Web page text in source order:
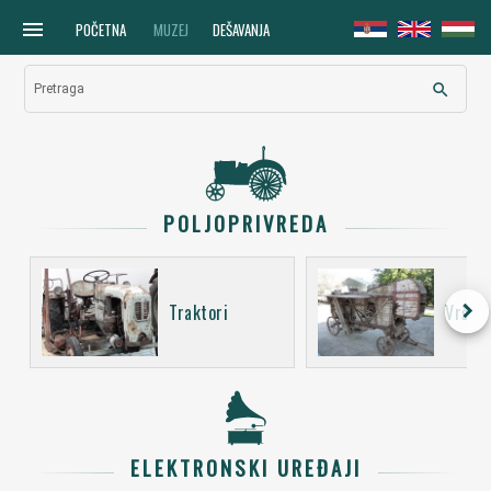
menu POČETNA MUZEJ DEŠAVANJA
Pretraga search
POLJOPRIVREDA
Traktori keyboard_arrow_right
ELEKTRONSKI UREĐAJI